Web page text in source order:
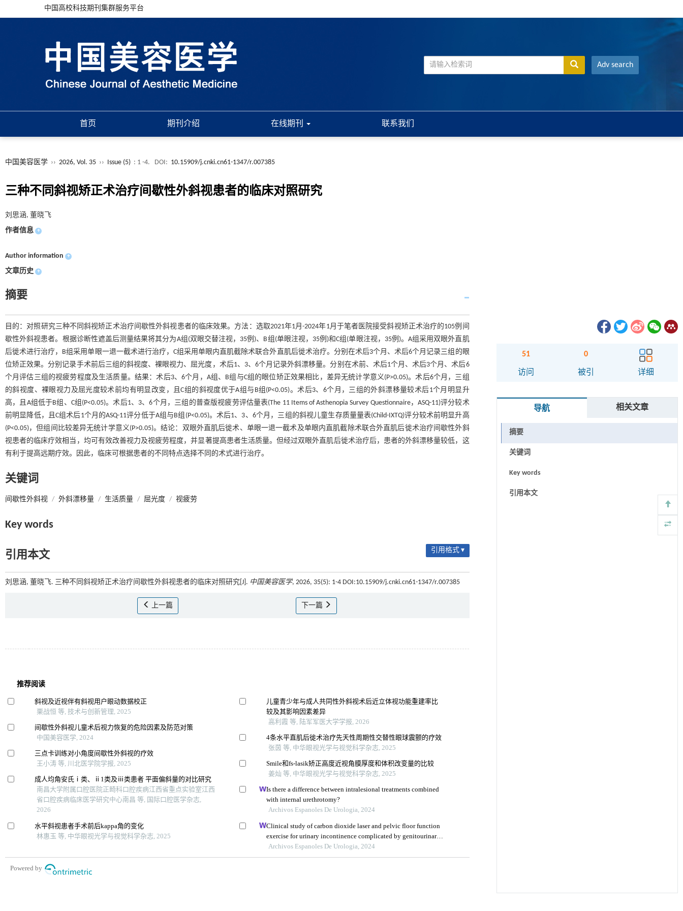
中国高校科技期刊集群服务平台
Adv search
首页 期刊介绍 在线期刊 联系我们
中国美容医学 ›› 2026, Vol. 35 ›› Issue (5) : 1 -4. DOI: 10.15909/j.cnki.cn61-1347/r.007385
三种不同斜视矫正术治疗间歇性外斜视患者的临床对照研究
刘思涵, 董晓飞
作者信息 +
Author information +
文章历史 +
摘要
目的：对照研究三种不同斜视矫正术治疗间歇性外斜视患者的临床效果。方法：选取2021年1月-2024年1月于笔者医院接受斜视矫正术治疗的105例间
歇性外斜视患者。根据诊断性遮盖后测量结果将其分为A组(双眼交替注视，35例)、B组(单眼注视，35例)和C组(单眼注视，35例)。A组采用双眼外直肌
后徙术进行治疗，B组采用单眼一退一截术进行治疗，C组采用单眼内直肌截除术联合外直肌后徙术治疗。分别在术后3个月、术后6个月记录三组的眼
位矫正效果。分别记录手术前后三组的斜视度、裸眼视力、屈光度，术后1、3、6个月记录外斜漂移量。分别在术前、术后1个月、术后3个月、术后6
个月评估三组的视疲劳程度及生活质量。结果：术后3、6个月，A组、B组与C组的眼位矫正效果相比，差异无统计学意义(P>0.05)。术后6个月，三组
的斜视度、裸眼视力及屈光度较术前均有明显改变，且C组的斜视度优于A组与B组(P<0.05)。术后3、6个月，三组的外斜漂移量较术后1个月明显升
高，且A组低于B组、C组(P<0.05)。术后1、3、6个月，三组的普查版视疲劳评估量表(The 11 Items of Asthenopia Survey Questionnaire，ASQ-11)评分较术
前明显降低，且C组术后1个月的ASQ-11评分低于A组与B组(P<0.05)。术后1、3、6个月，三组的斜视儿童生存质量量表(Child-IXTQ)评分较术前明显升高
(P<0.05)，但组间比较差异无统计学意义(P>0.05)。结论：双眼外直肌后徙术、单眼一退一截术及单眼内直肌截除术联合外直肌后徙术治疗间歇性外斜
视患者的临床疗效相当，均可有效改善视力及视疲劳程度，并显著提高患者生活质量。但经过双眼外直肌后徙术治疗后，患者的外斜漂移量较低，这
有利于提高远期疗效。因此，临床可根据患者的不同特点选择不同的术式进行治疗。
关键词
间歇性外斜视 / 外斜漂移量 / 生活质量 / 屈光度 / 视疲劳
Key words
引用本文 引用格式 ▾
刘思涵, 董晓飞. 三种不同斜视矫正术治疗间歇性外斜视患者的临床对照研究[J]. 中国美容医学, 2026, 35(5): 1-4 DOI:10.15909/j.cnki.cn61-1347/r.007385
上一篇 下一篇
51
访问
0
被引 详细
导航 相关文章
摘要
关键词
Key words
引用本文